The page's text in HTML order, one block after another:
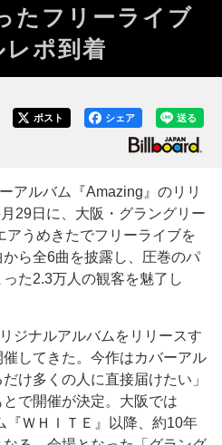
たフリーライブ
ポ到着
送る
シェア
ポスト
アルバム『Amazing』のリリ
29日に、大阪・グラングリー
アうめきたでフリーライブを
ら全6曲を披露し、圧巻のパ
た2.3万人の観客を魅了し
ジナルアルバムをリリースす
してきた。今作はカバーアル
け多くの人に直接届けたい」
で開催が決定。大阪では
『ＷＨＩＴＥ』以降、約10年